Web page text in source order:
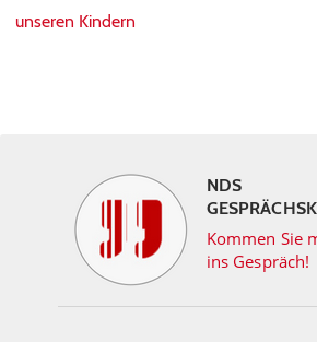
unseren Kindern
NDS
Kommen Sie
ins Gespräch!